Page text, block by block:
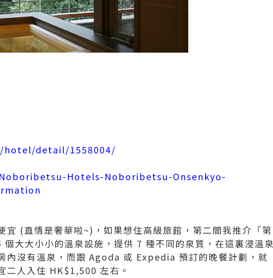
detail/1558004/
Hotels-Noboribetsu-Onsenkyo-
宜 (直情是奢華啦~)，如果想住高級旅館，第二間我推介「第
大大小小的溫泉設施，提供 7 種不同的泉質，在這裏浸溫泉
內沒有溫泉，而跟 Agoda 或 Expedia 預訂的晚餐計劃，就
二人入住 HK$1,500 左右。